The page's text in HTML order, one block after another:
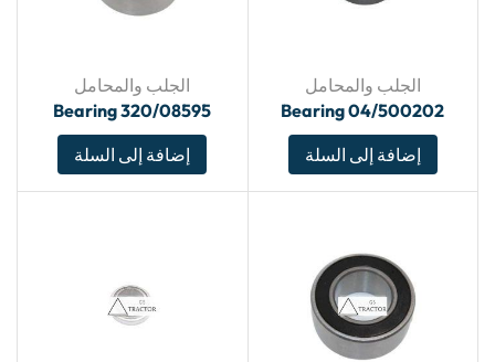
الجلب والمحامل
Bearing 04/500202
إضافة إلى السلة
الجلب والمحامل
Bearing 320/08595
إضافة إلى السلة